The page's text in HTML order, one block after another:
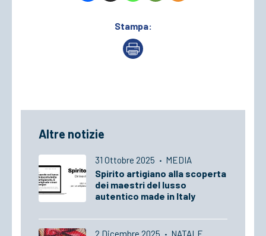
Stampa:
Altre notizie
31 Ottobre 2025 · MEDIA
Spirito artigiano alla scoperta
dei maestri del lusso
autentico made in Italy
2 Dicembre 2025 · NATALE